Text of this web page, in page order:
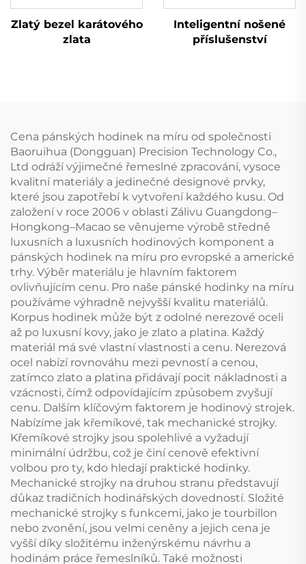
Zlatý bezel karátového
zlata
Inteligentní nošené
příslušenství
Cena pánských hodinek na míru od společnosti
Baoruihua (Dongguan) Precision Technology Co.,
Ltd odráží výjimečné řemeslné zpracování, vysoce
kvalitní materiály a jedinečné designové prvky,
které jsou zapotřebí k vytvoření každého kusu. Od
založení v roce 2006 v oblasti Zálivu Guangdong–
Hongkong–Macao se věnujeme výrobě středně
luxusních a luxusních hodinových komponent a
pánských hodinek na míru pro evropské a americké
trhy. Výběr materiálu je hlavním faktorem
ovlivňujícím cenu. Pro naše pánské hodinky na míru
používáme výhradně nejvyšší kvalitu materiálů.
Korpus hodinek může být z odolné nerezové oceli
až po luxusní kovy, jako je zlato a platina. Každý
materiál má své vlastní vlastnosti a cenu. Nerezová
ocel nabízí rovnováhu mezi pevností a cenou,
zatímco zlato a platina přidávají pocit nákladnosti a
vzácnosti, čímž odpovídajícím způsobem zvyšují
cenu. Dalším klíčovým faktorem je hodinový strojek.
Nabízíme jak křemíkové, tak mechanické strojky.
Křemíkové strojky jsou spolehlivé a vyžadují
minimální údržbu, což je činí cenově efektivní
volbou pro ty, kdo hledají praktické hodinky.
Mechanické strojky na druhou stranu představují
důkaz tradičních hodinářských dovedností. Složité
mechanické strojky s funkcemi, jako je tourbillon
nebo zvonění, jsou velmi ceněny a jejich cena je
vyšší díky složitému inženýrskému návrhu a
hodinám práce řemeslníků. Také možnosti